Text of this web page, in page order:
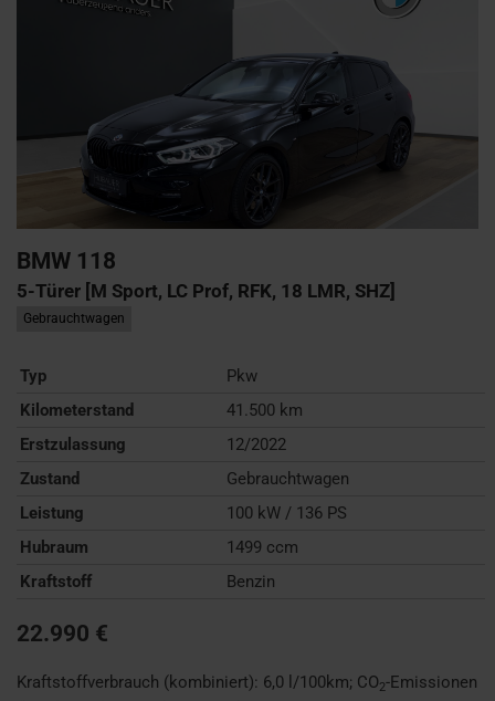
BMW 118
5-Türer [M Sport, LC Prof, RFK, 18 LMR, SHZ]
Gebrauchtwagen
Typ
Pkw
Kilometerstand
41.500 km
Erstzulassung
12/2022
Zustand
Gebrauchtwagen
Leistung
100 kW / 136 PS
Hubraum
1499 ccm
Kraftstoff
Benzin
22.990 €
Kraftstoffverbrauch (kombiniert): 6,0 l/100km; CO2-Emissionen